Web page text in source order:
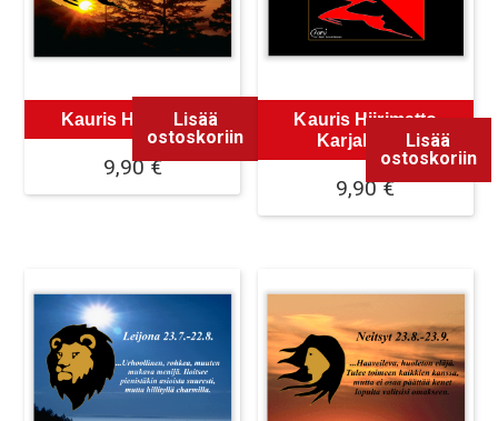
Kauris Hiirimatto
9,90€
Lisää
ostoskoriin
Kauris Hiirimatto
Karjalainen
9,90€
Lisää
ostoskoriin